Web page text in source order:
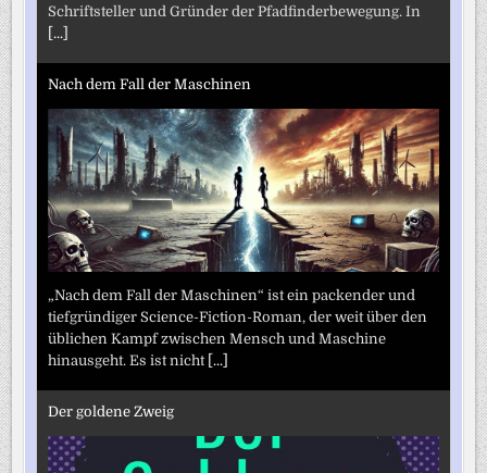
Schriftsteller und Gründer der Pfadfinderbewegung. In
[...]
Nach dem Fall der Maschinen
„Nach dem Fall der Maschinen“ ist ein packender und
tiefgründiger Science-Fiction-Roman, der weit über den
üblichen Kampf zwischen Mensch und Maschine
hinausgeht. Es ist nicht [...]
Der goldene Zweig